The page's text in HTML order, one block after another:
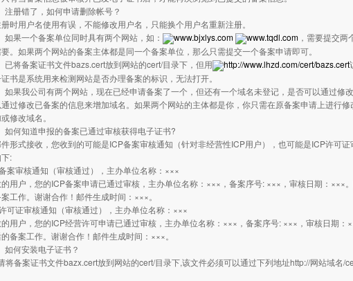
注册错了，如何申请删除帐号？
时用户名使用有误，不能修改用户名，只能换个用户名重新注册。
如果一个备案单位同时具有两个网站，如：
www.bjxlys.com www.tqdl.com ，需要提交两
。如果两个网站的备案主体都是同一个备案单位，那么只需提交一个备案申请即可。
已将备案证书文件bazs.cert放到网站的cert/目录下，但用
http://www.lhzd.com/cert/bazs.cert
书是系统用来检测网站是否办理备案的标识，无法打开。
如果我公司有两个网站，现在已经申请备案了一个，但还有一个域名未登记，是否可以通过修
过修改已备案的信息来增加域名。如果两个网站的主体都是你，你只需在原备案申请上进行修
修改域名。
如何知道申报的备案已通过审核获得电子证书?
形式接收，您收到的可能是ICP备案审核通知（针对非经营性ICP用户），也可能是ICP许可
:
案审核通知（审核通过），主办单位名称：×××
用户，您的ICP备案申请已通过审核，主办单位名称：×××，备案序号: ×××，审核日期：×××
工作。谢谢合作！邮件生成时间：×××。
可证审核通知（审核通过），主办单位名称：×××
用户，您的ICP经营许可申请已通过审核，主办单位名称：×××，备案序号: ×××，审核日期
备案工作。谢谢合作！邮件生成时间：×××。
如何安装电子证书？
将备案证书文件bazx.cert放到网站的cert/目录下,该文件必须可以通过下列地址http://网站域名/